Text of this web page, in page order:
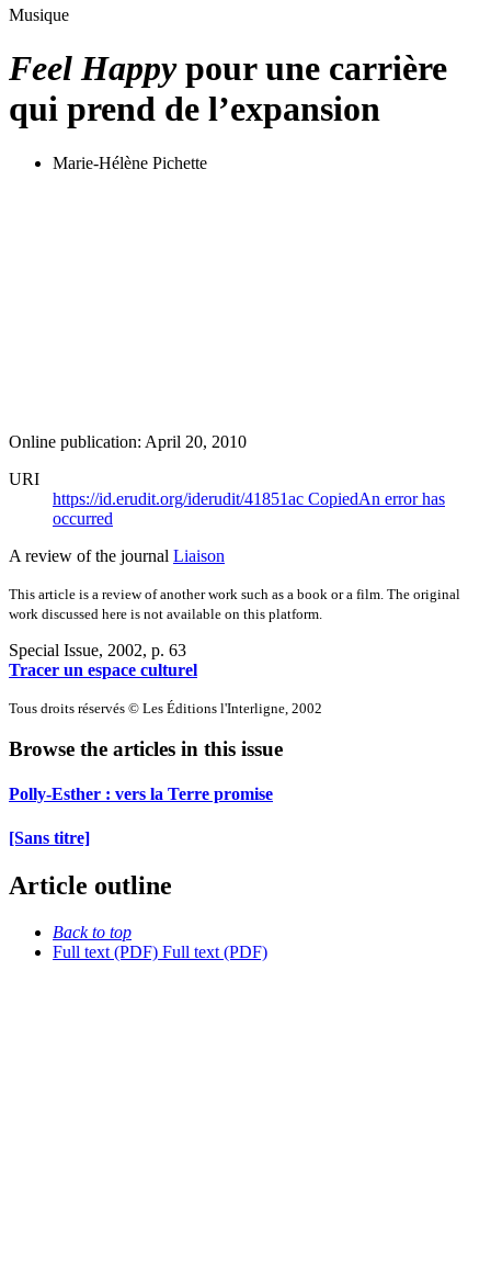
Musique
Feel Happypour une carrière
qui prend de l’expansion
Marie-Hélène Pichette
Online publication: April 20, 2010
URI
https://id.erudit.org/iderudit/41851ac CopiedAn error has
occurred
A review of the journal Liaison
This article is a review of another work such as a book or a film. The original
work discussed here is not available on this platform.
Special Issue, 2002, p. 63
Tracer un espace culturel
Tous droits réservés © Les Éditions l'Interligne, 2002
Browse the articles in this issue
Polly-Esther : vers la Terre promise
[Sans titre]
Article outline
Back to top
Full text (PDF) Full text (PDF)